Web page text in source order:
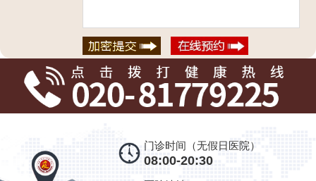
门诊时间（无假日医院）
08:00-20:30